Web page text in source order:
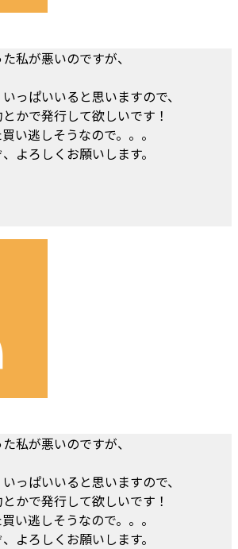
私が悪いのですが、
っぱいいると思いますので、
かで発行して欲しいです！
い逃しそうなので。。。
よろしくお願いします。
私が悪いのですが、
っぱいいると思いますので、
かで発行して欲しいです！
い逃しそうなので。。。
よろしくお願いします。